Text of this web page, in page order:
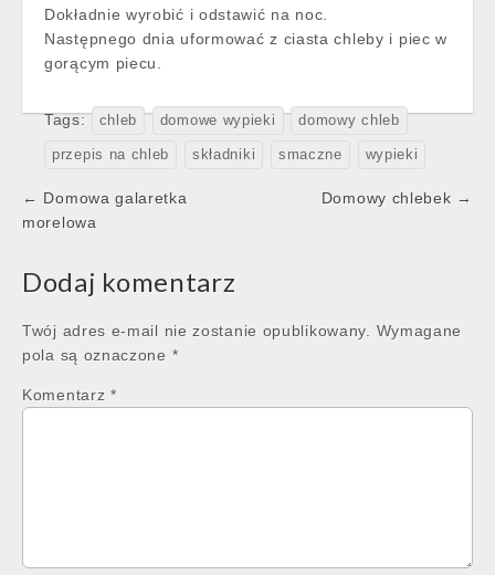
Dokładnie wyrobić i odstawić na noc.
Następnego dnia uformować z ciasta chleby i piec w
gorącym piecu.
Tags: chleb domowe wypieki domowy chleb
przepis na chleb składniki smaczne wypieki
Post
navigation
← Domowa galaretka
morelowa
Domowy chlebek →
Dodaj komentarz
Twój adres e-mail nie zostanie opublikowany.
Wymagane
pola są oznaczone *
Komentarz *